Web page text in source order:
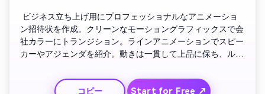
ビジネス立ち上げ用にプロフェッショナルなアニメーショ
ン招待状を作成。クリーンなモーショングラフィックスで会
社カラーにトランジション。ラインアニメーションでスピー
カーやアジェンダを紹介。動きは一貫して上品に保ち、ルー
Evening!」というコールトゥアクションを太いフェードアウ
トで表示。
コピー Start for Free ↗